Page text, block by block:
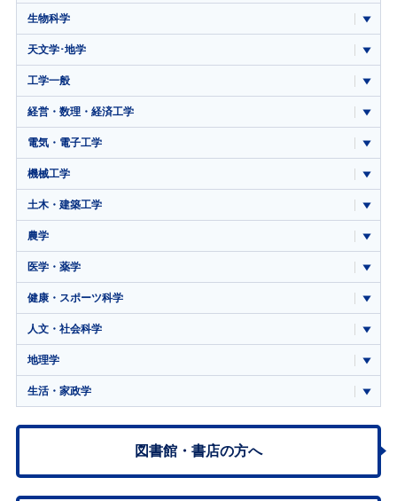
生物科学
天文学･地学
工学一般
経営・数理・経済工学
電気・電子工学
機械工学
土木・建築工学
農学
医学・薬学
健康・スポーツ科学
人文・社会科学
地理学
生活・家政学
図書館・書店の方へ